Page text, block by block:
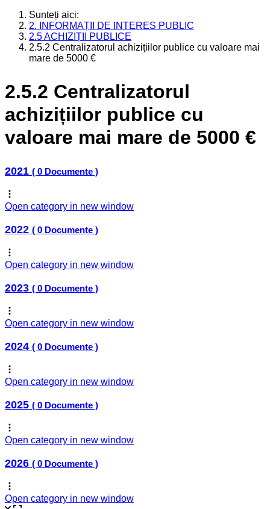
Sunteți aici:
2. INFORMAȚII DE INTERES PUBLIC
2.5 ACHIZIȚII PUBLICE
2.5.2 Centralizatorul achizițiilor publice cu valoare mai
mare de 5000 €
2.5.2 Centralizatorul
achizițiilor publice cu
valoare mai mare de 5000 €
2021 ( 0 Documente )
Open category in new window
2022 ( 0 Documente )
Open category in new window
2023 ( 0 Documente )
Open category in new window
2024 ( 0 Documente )
Open category in new window
2025 ( 0 Documente )
Open category in new window
2026 ( 0 Documente )
Open category in new window